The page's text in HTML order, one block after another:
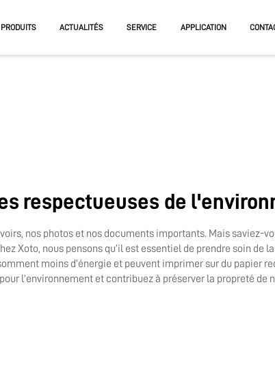
PRODUITS ACTUALITÉS SERVICE APPLICATION
respectueuses de
nos photos et nos documents importants. Mais saviez-
Xoto, nous pensons qu’il est essentiel de prendre soin de
moins d’énergie et peuvent imprimer sur du papier
l’environnement et contribuez à préserver la propreté de